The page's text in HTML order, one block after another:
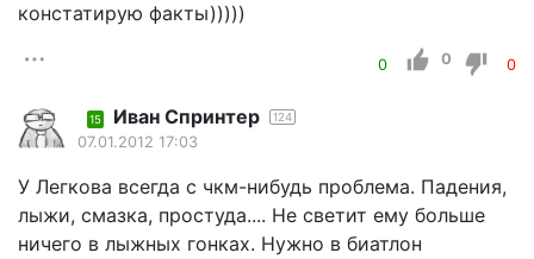
констатирую факты)))))
0 0 0
15 Иван Спринтер 124
07.01.2012 17:03
У Легкова всегда с чкм-нибудь проблема. Падения,
лыжи, смазка, простуда.... Не светит ему больше
ничего в лыжных гонках. Нужно в биатлон